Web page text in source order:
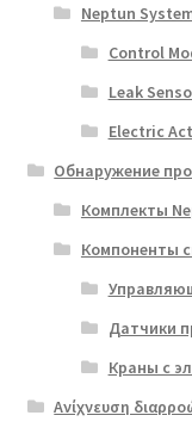
Neptun
Control
Leak
Electric
Обнаружение
Комплекты
Компоненты
Датчики
Краны с
Ανίχνευση